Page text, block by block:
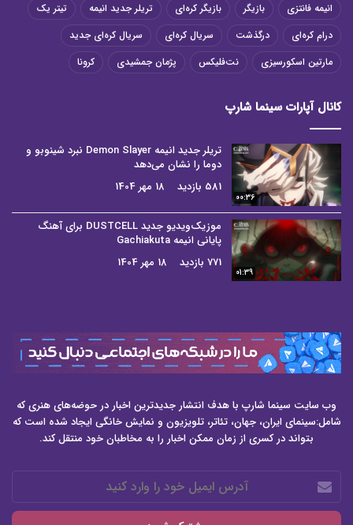
انیمه فانتزی
بازیگر بازیگر کره‌ای تریلر جدید انیمه
تیتر یک
درام کره‌ای
درگذشت سریال کره‌ای
سریال کره‌ای جدید
مارتین اسکورسیزی
نت‌فلیکس پژمان جمشیدی کرونا
کانال آپارات سینما شارپ
00:36
تریلر جدید انیمه Demon Slayer نبرد شینوبو و
دوما را نشان می‌دهد
581 بازدید
18 مهر 1404
01:39
موزیک‌ویدیو جدید DUSTCELL برای آهنگ
پایانی انیمه Gachiakuta
771 بازدید
18 مهر 1404
وب سایت سینما شارپ با هدف انتشار جدیدترین اخبار در حوضه‌های هنری که
شامل:سینمای ایران، جهان، تئاتر، تلویزیون و نمایش خانگی ایجاد شده است که
بتواند در کسری از زمان ممکن اخبار را به مخاطبان خود منتقل کند.
آدرس
ایمیل
خود